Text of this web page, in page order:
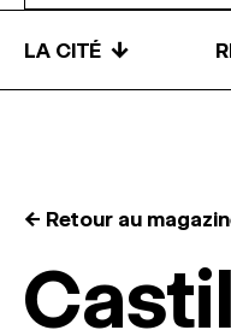
LA CITÉ ↓
← Retour au